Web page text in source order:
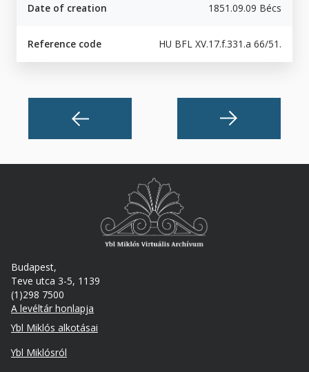
Date of creation 1851.09.09 Bécs
Reference code HU BFL XV.17.f.331.a 66/51.
Budapest,
Teve utca 3-5, 1139
(1)298 7500
A levéltár honlapja
Footer
Ybl Miklós alkotásai
Ybl Miklósról